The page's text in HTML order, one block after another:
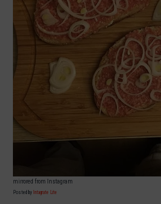
mirrored from Instagram
Posted by Intagrate Lite